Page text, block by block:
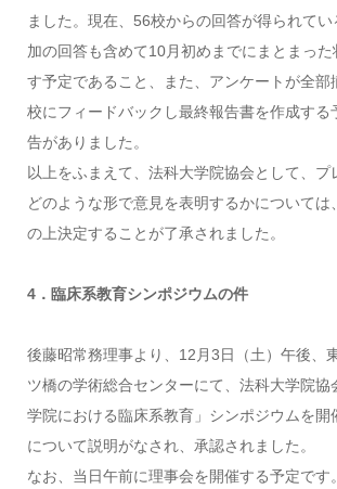
ました。現在、56校からの回答が得られて
加の回答も含めて10月初めまでにまとまっ
す予定であること、また、アンケートが全部
校にフィードバックし最終報告書を作成する
告がありました。
以上をふまえて、法科大学院協会として、プ
どのような形で意見を表明するかについては
の上決定することが了承されました。
4．臨床系教育シンポジウムの件
後藤昭常務理事より、12月3日（土）午後、
ツ橋の学術総合センターにて、法科大学院協
学院における臨床系教育」シンポジウムを開
について説明がなされ、承認されました。
なお、当日午前に理事会を開催する予定です。